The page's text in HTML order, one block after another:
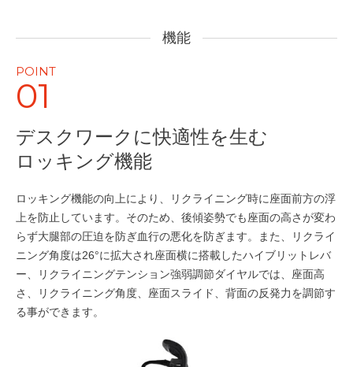
機能
POINT
01
デスクワークに快適性を生む
ロッキング機能
ロッキング機能の向上により、リクライニング時に座面前方の浮
上を防止しています。そのため、後傾姿勢でも座面の高さが変わ
らず大腿部の圧迫を防ぎ血行の悪化を防ぎます。また、リクライ
ニング角度は26°に拡大され座面横に搭載したハイブリットレバ
ー、リクライニングテンション強弱調節ダイヤルでは、座面高
さ、リクライニング角度、座面スライド、背面の反発力を調節す
る事ができます。